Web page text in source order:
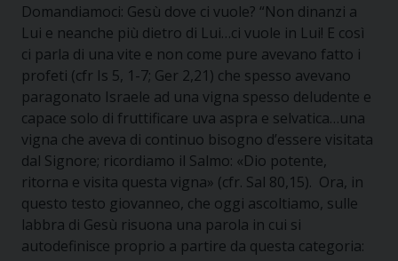
Domandiamoci: Gesù dove ci vuole? “Non dinanzi a
Lui e neanche più dietro di Lui…ci vuole in Lui! E così
ci parla di una vite e non come pure avevano fatto i
profeti (cfr Is 5, 1-7; Ger 2,21) che spesso avevano
paragonato Israele ad una vigna spesso deludente e
capace solo di fruttificare uva aspra e selvatica…una
vigna che aveva di continuo bisogno d’essere visitata
dal Signore; ricordiamo il Salmo: «Dio potente,
ritorna e visita questa vigna» (cfr. Sal 80,15). Ora, in
questo testo giovanneo, che oggi ascoltiamo, sulle
labbra di Gesù risuona una parola in cui si
autodefinisce proprio a partire da questa categoria: